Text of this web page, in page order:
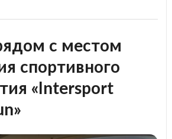
с местом
спортивного
«Intersport